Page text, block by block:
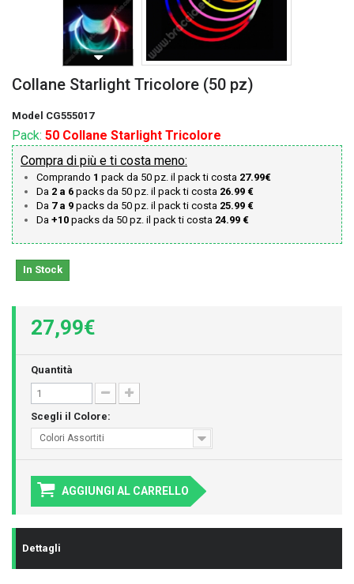
Collane Starlight Tricolore (50 pz)
Model CG555017
Pack: 50 Collane Starlight Tricolore
Compra di più e ti costa meno:
Comprando 1 pack da 50 pz. il pack ti costa 27.99€
Da 2 a 6 packs da 50 pz. il pack ti costa 26.99 €
Da 7 a 9 packs da 50 pz. il pack ti costa 25.99 €
Da +10 packs da 50 pz. il pack ti costa 24.99 €
In Stock
27,99€
Quantità
Scegli il Colore:
Colori Assortiti
AGGIUNGI AL CARRELLO
Dettagli